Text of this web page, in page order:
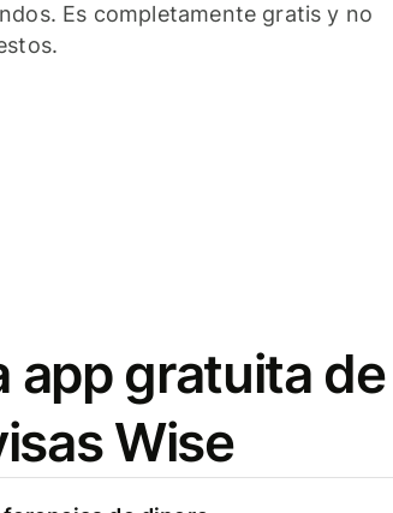
Es completamente gratis y no
app gratuita de
Wise